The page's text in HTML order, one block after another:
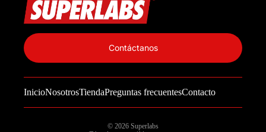
InicioNosotrosTiendaPreguntas frecuentesContacto
Contáctanos
© 2026 Superlabs
Información de contacto
Política de reembolso
Términos del servicio
Política de envío